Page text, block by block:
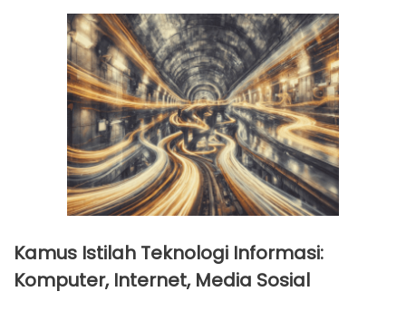
Kamus Istilah Teknologi Informasi:
Komputer, Internet, Media Sosial